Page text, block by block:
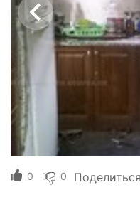
0 0 Поделиться